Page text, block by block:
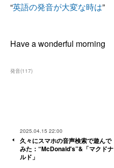
“英語の発音が大変な時は”
Have a wonderful morning
発音(117)
2025.04.15 22:00
久々にスマホの音声検索で遊んで
みた：“McDonald's”&「マクドナ
ルド」